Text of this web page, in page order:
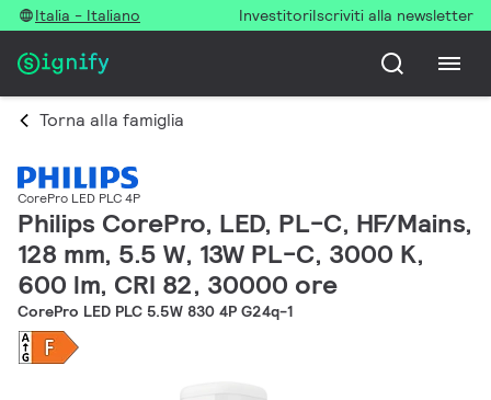
Italia - Italiano InvestitoriIscriviti alla newsletter
Torna alla famiglia
CorePro LED PLC 4P
Philips CorePro, LED, PL-C, HF/Mains,
128 mm, 5.5 W, 13W PL-C, 3000 K,
600 lm, CRI 82, 30000 ore
CorePro LED PLC 5.5W 830 4P G24q-1